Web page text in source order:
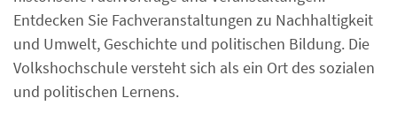
Entdecken Sie Fachveranstaltungen zu Nachhaltigkeit
und Umwelt, Geschichte und politischen Bildung. Die
Volkshochschule versteht sich als ein Ort des sozialen
und politischen Lernens.